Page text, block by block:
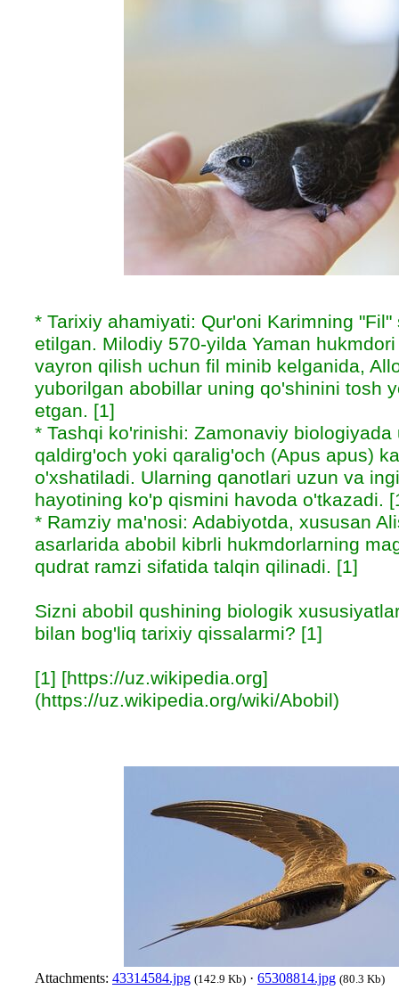
* Tarixiy ahamiyati: Qur'oni Karimning
etilgan. Milodiy 570-yilda Yaman
vayron qilish uchun fil minib kelganida,
yuborilgan abobillar uning qo'shinini tosh
etgan. [1]
* Tashqi ko'rinishi: Zamonaviy biologiyada
qaldirg'och yoki qaralig'och (Apus apus)
o'xshatiladi. Ularning qanotlari uzun va
hayotining ko'p qismini havoda o'tkazadi.
* Ramziy ma'nosi: Adabiyotda, xususan
asarlarida abobil kibrli hukmdorlarning
qudrat ramzi sifatida talqin qilinadi. [1]
Sizni abobil qushining biologik
bilan bog'liq tarixiy qissalarmi? [1]
[1] [https://uz.wikipedia.org]
(https://uz.wikipedia.org/wiki/Abobil)
Attachments: 43314584.jpg (142.9 Kb) · 65308814.jpg (80.3 Kb)